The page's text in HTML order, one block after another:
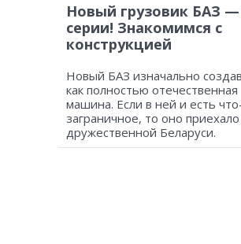
Новый грузовик БАЗ —
серии! Знакомимся с
конструкцией
Новый БАЗ изначально
как полностью отечественная
машина. Если в ней и есть
заграничное, то оно
дружественной Беларуси.